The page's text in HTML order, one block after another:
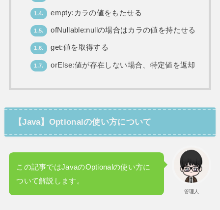
1.4. empty:カラの値をもたせる
1.5. ofNullable:nullの場合はカラの値を持たせる
1.6. get:値を取得する
1.7. orElse:値が存在しない場合、特定値を返却
【Java】Optionalの使い方について
管理人
この記事ではJavaのOptionalの使い方に
ついて解説します。